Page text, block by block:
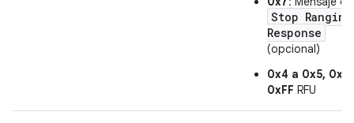
Stop Ranging
Response
(opcional)
0x4 a 0x5, 0x8
0xFF RFU